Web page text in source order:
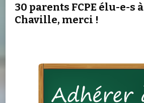
30 parents FCPE élu-e-s à
Chaville, merci !